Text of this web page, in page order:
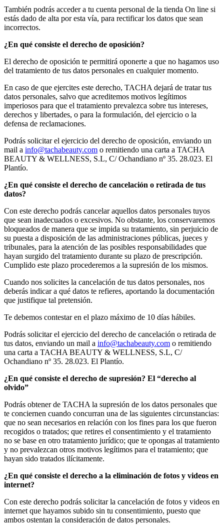
También podrás acceder a tu cuenta personal de la tienda On line si
estás dado de alta por esta vía, para rectificar los datos que sean
incorrectos.
¿En qué consiste el derecho de oposición?
El derecho de oposición te permitirá oponerte a que no hagamos uso
del tratamiento de tus datos personales en cualquier momento.
En caso de que ejercites este derecho, TACHA dejará de tratar tus
datos personales, salvo que acreditemos motivos legítimos
imperiosos para que el tratamiento prevalezca sobre tus intereses,
derechos y libertades, o para la formulación, del ejercicio o la
defensa de reclamaciones.
Podrás solicitar el ejercicio del derecho de oposición, enviando un
mail a info@tachabeauty.com o remitiendo una carta a TACHA
BEAUTY & WELLNESS, S.L, C/ Ochandiano nº 35. 28.023. El
Plantío.
¿En qué consiste el derecho de cancelación o retirada de tus
datos?
Con este derecho podrás cancelar aquellos datos personales tuyos
que sean inadecuados o excesivos. No obstante, los conservaremos
bloqueados de manera que se impida su tratamiento, sin perjuicio de
su puesta a disposición de las administraciones públicas, jueces y
tribunales, para la atención de las posibles responsabilidades que
hayan surgido del tratamiento durante su plazo de prescripción.
Cumplido este plazo procederemos a la supresión de los mismos.
Cuando nos solicites la cancelación de tus datos personales, nos
deberás indicar a qué datos te refieres, aportando la documentación
que justifique tal pretensión.
Te debemos contestar en el plazo máximo de 10 días hábiles.
Podrás solicitar el ejercicio del derecho de cancelación o retirada de
tus datos, enviando un mail a info@tachabeauty.com o remitiendo
una carta a TACHA BEAUTY & WELLNESS, S.L, C/
Ochandiano nº 35. 28.023. El Plantío.
¿En qué consiste el derecho de supresión? El “derecho al
olvido”
Podrás obtener de TACHA la supresión de los datos personales que
te conciernen cuando concurran una de las siguientes circunstancias:
que no sean necesarios en relación con los fines para los que fueron
recogidos o tratados; que retires el consentimiento y el tratamiento
no se base en otro tratamiento jurídico; que te opongas al tratamiento
y no prevalezcan otros motivos legítimos para el tratamiento; que
hayan sido tratados ilícitamente.
¿En qué consiste el derecho a la eliminación de fotos y videos en
internet?
Con este derecho podrás solicitar la cancelación de fotos y videos en
internet que hayamos subido sin tu consentimiento, puesto que
ambos ostentan la consideración de datos personales.